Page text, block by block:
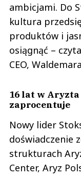
ambicjami. Do
kultura
produktów i
osiągnąć –
CEO,
16 lat w
zaprocentuje
Nowy lider
doświadczenie
strukturach
Center, Aryz